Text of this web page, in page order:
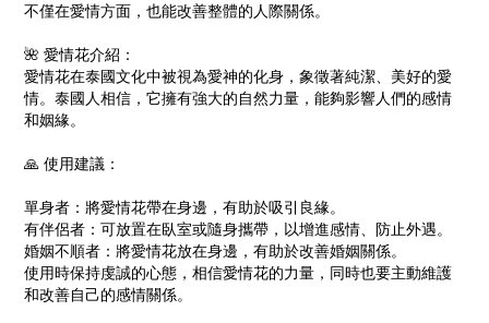
不僅在愛情方面，也能改善整體的人際關係。
🌺 愛情花介紹：
愛情花在泰國文化中被視為愛神的化身，象徵著純潔、美好的愛
情。泰國人相信，它擁有強大的自然力量，能夠影響人們的感情
和姻緣。
🙏 使用建議：
單身者：將愛情花帶在身邊，有助於吸引良緣。
有伴侶者：可放置在臥室或隨身攜帶，以增進感情、防止外遇。
婚姻不順者：將愛情花放在身邊，有助於改善婚姻關係。
使用時保持虔誠的心態，相信愛情花的力量，同時也要主動維護
和改善自己的感情關係。